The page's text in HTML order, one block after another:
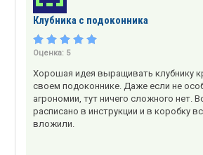
Клубника с подоконника
Оценка: 5
Хорошая идея выращивать клубнику
своем подоконнике. Даже если не
агрономии, тут ничего сложного нет.
расписано в инструкции и в коробку
вложили.